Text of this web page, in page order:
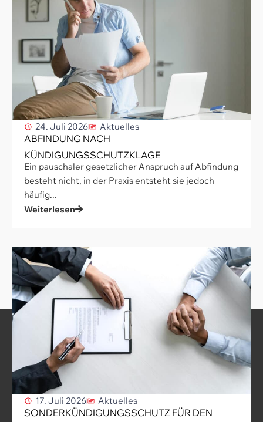
24. Juli 2026 Aktuelles
ABFINDUNG NACH
KÜNDIGUNGSSCHUTZKLAGE
Ein pauschaler gesetzlicher Anspruch auf Abfindung
besteht nicht, in der Praxis entsteht sie jedoch
häufig...
Weiterlesen
17. Juli 2026 Aktuelles
SONDERKÜNDIGUNGSSCHUTZ FÜR DEN